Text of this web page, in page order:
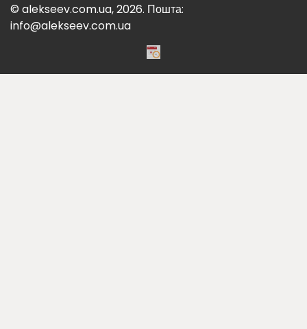
© alekseev.com.ua, 2026. Пошта:
info@alekseev.com.ua